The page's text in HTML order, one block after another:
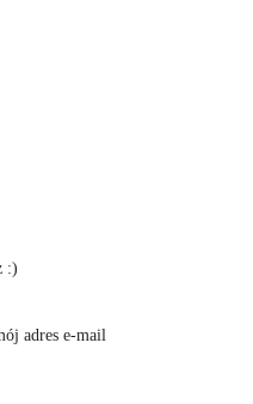
:)
adres e-mail